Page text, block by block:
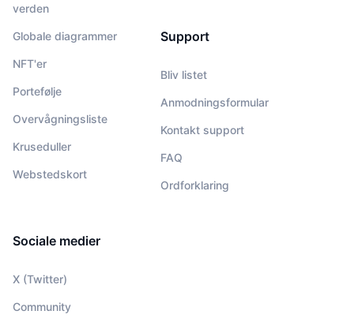
verden
Globale diagrammer
NFT'er
Portefølje
Overvågningsliste
Kruseduller
Webstedskort
Support
Bliv listet
Anmodningsformular
Kontakt support
FAQ
Ordforklaring
Sociale medier
X (Twitter)
Community